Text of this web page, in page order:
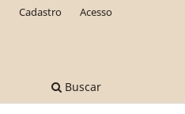
Buscar
Cadastro Acesso